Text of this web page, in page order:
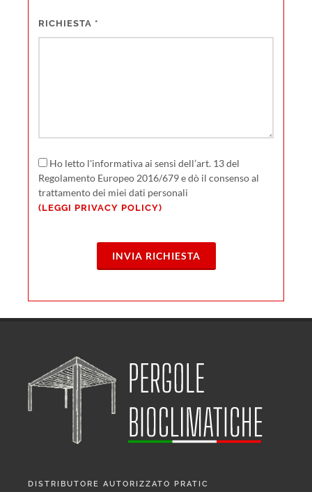
RICHIESTA *
Ho letto l'informativa ai sensi dell’art. 13 del
Regolamento Europeo 2016/679 e dò il consenso al
trattamento dei miei dati personali
(LEGGI PRIVACY POLICY)
INVIA RICHIESTA
DISTRIBUTORE AUTORIZZATO PRATIC